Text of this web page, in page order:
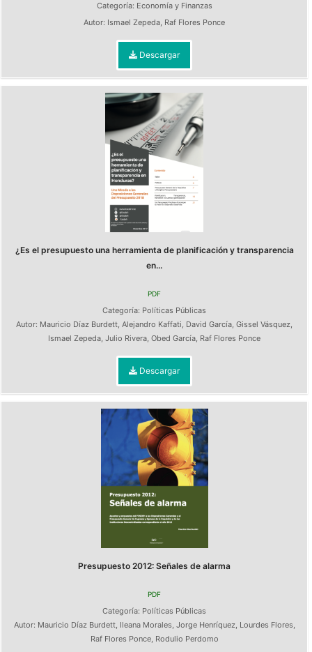
Categoría: Economía y Finanzas
Autor: Ismael Zepeda, Raf Flores Ponce
Descargar
¿Es el presupuesto una herramienta de planificación y transparencia
en...
PDF
Categoría: Políticas Públicas
Autor: Mauricio Díaz Burdett, Alejandro Kaffati, David García, Gissel Vásquez,
Ismael Zepeda, Julio Rivera, Obed García, Raf Flores Ponce
Descargar
Presupuesto 2012: Señales de alarma
PDF
Categoría: Políticas Públicas
Autor: Mauricio Díaz Burdett, Ileana Morales, Jorge Henríquez, Lourdes Flores,
Raf Flores Ponce, Rodulio Perdomo